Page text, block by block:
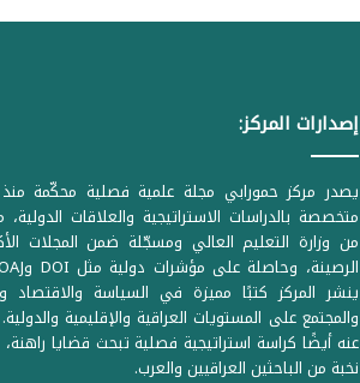
إصدارات المركز:
متخصصة بالدراسات الاستراتيجية والعلاقات
من وزارة التعليم العالي ومسجّلة ضمن المجلات
ينشر المركز كتبًا مميزة في السياسة والاقتصاد
والمجتمع على المستويات العراقية والإقليمية
عنه أيضًا كراسة استراتيجية فصلية تبحث قضايا
نخبة من الباحثين العراقيين والعرب.